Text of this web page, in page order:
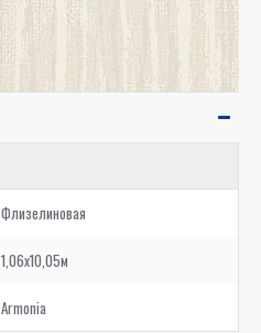
Флизелиновая
1,06x10,05м
Armonia